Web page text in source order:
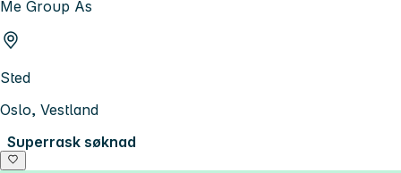
Me Group As
Sted
Oslo, Vestland
Superrask søknad